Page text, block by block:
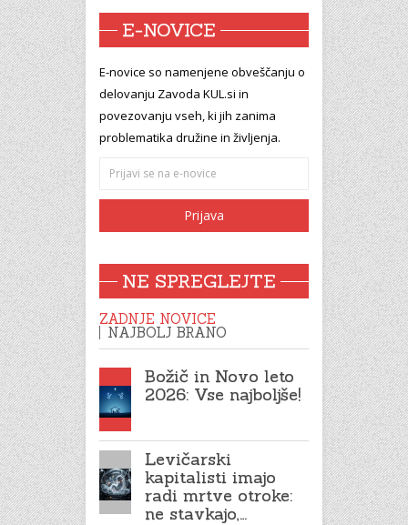
E-NOVICE
E-novice so namenjene obveščanju o
delovanju Zavoda KUL.si in
povezovanju vseh, ki jih zanima
problematika družine in življenja.
NE SPREGLEJTE
ZADNJE NOVICE
NAJBOLJ BRANO
Božič in Novo leto
2026: Vse najboljše!
Levičarski
kapitalisti imajo
radi mrtve otroke:
ne stavkajo,…